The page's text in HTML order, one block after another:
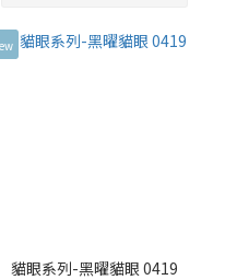
貓眼系列-黑曜貓眼 0419